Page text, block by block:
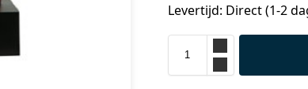
Levertijd: Direct (1-2